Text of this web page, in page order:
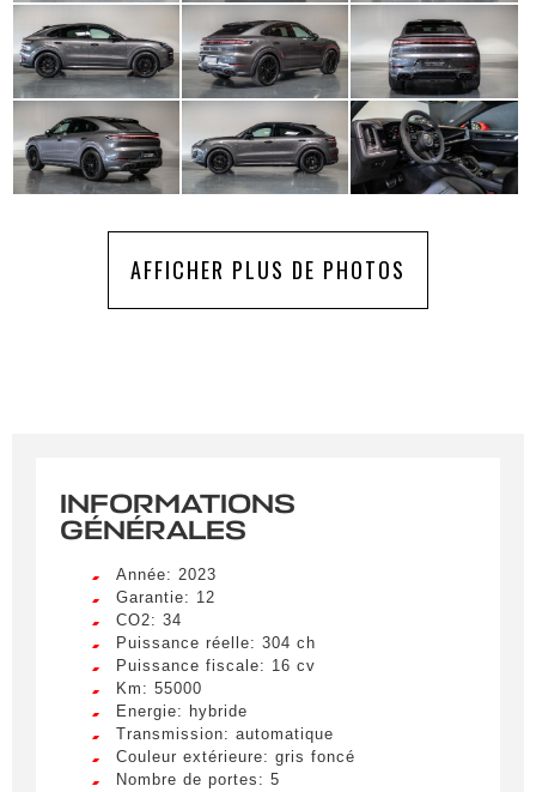
AFFICHER PLUS DE PHOTOS
INFORMATIONS
GÉNÉRALES
Année: 2023
Garantie: 12
CO2: 34
Puissance réelle: 304 ch
Puissance fiscale: 16 cv
Km: 55000
Energie: hybride
Transmission: automatique
Couleur extérieure: gris foncé
Nombre de portes: 5